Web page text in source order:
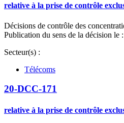
relative à la prise de contrôle
Décisions de contrôle des
Publication du sens de la décision le
Secteur(s) :
Télécoms
20-DCC-171
relative à la prise de contrôle